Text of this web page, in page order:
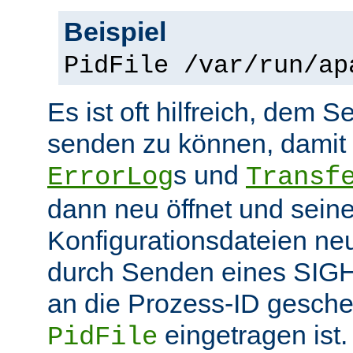
Beispiel
PidFile /var/run/
Es ist oft hilfreich, dem
senden zu können,
ErrorLogs und
dann neu öffnet und
Konfigurationsdateien
durch Senden eines
an die Prozess-ID
PidFile eingetragen ist.